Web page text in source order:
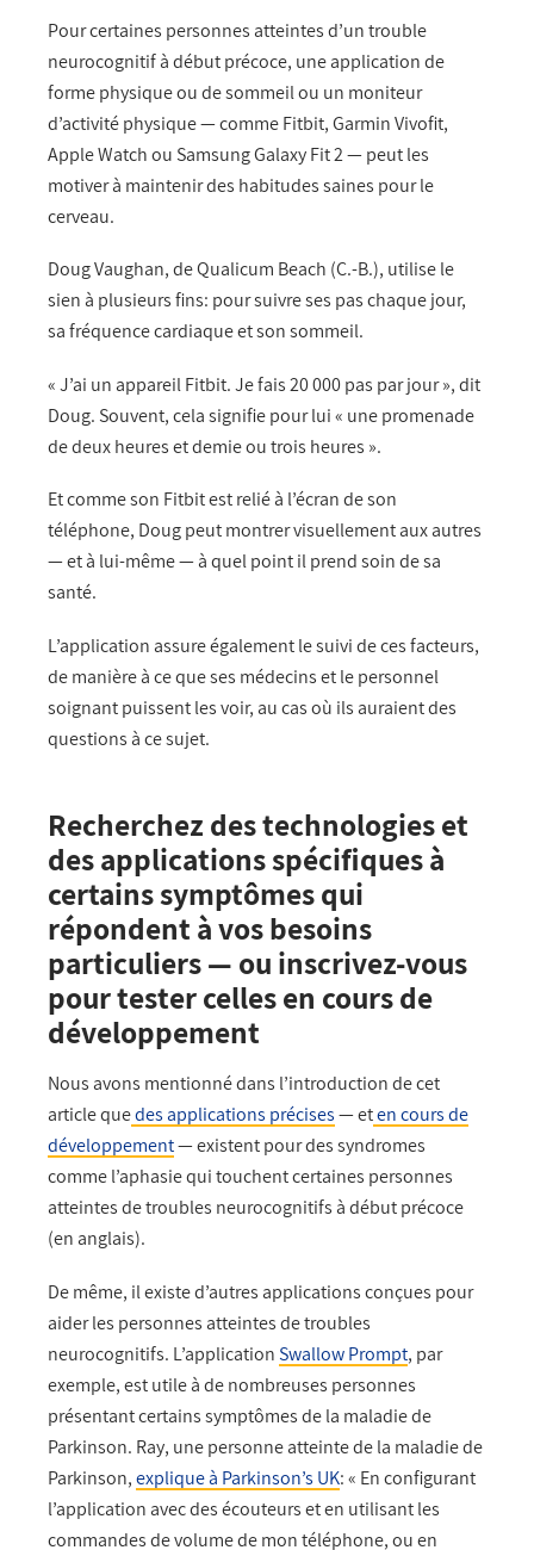
Pour certaines personnes atteintes d’un trouble
neurocognitif à début précoce, une application de
forme physique ou de sommeil ou un moniteur
d’activité physique — comme Fitbit, Garmin Vivofit,
Apple Watch ou Samsung Galaxy Fit 2 — peut les
motiver à maintenir des habitudes saines pour le
cerveau.
Doug Vaughan, de Qualicum Beach (C.-B.), utilise le
sien à plusieurs fins: pour suivre ses pas chaque jour,
sa fréquence cardiaque et son sommeil.
« J’ai un appareil Fitbit. Je fais 20 000 pas par jour », dit
Doug. Souvent, cela signifie pour lui « une promenade
de deux heures et demie ou trois heures ».
Et comme son Fitbit est relié à l’écran de son
téléphone, Doug peut montrer visuellement aux autres
— et à lui-même — à quel point il prend soin de sa
santé.
L’application assure également le suivi de ces facteurs,
de manière à ce que ses médecins et le personnel
soignant puissent les voir, au cas où ils auraient des
questions à ce sujet.
Recherchez des technologies et
des applications spécifiques à
certains symptômes qui
répondent à vos besoins
particuliers — ou inscrivez-vous
pour tester celles en cours de
développement
Nous avons mentionné dans l’introduction de cet
article quedes applications précises— eten cours de
développement— existent pour des syndromes
comme l’aphasie qui touchent certaines personnes
atteintes de troubles neurocognitifs à début précoce
(en anglais).
De même, il existe d’autres applications conçues pour
aider les personnes atteintes de troubles
neurocognitifs. L’applicationSwallow Prompt, par
exemple, est utile à de nombreuses personnes
présentant certains symptômes de la maladie de
Parkinson. Ray, une personne atteinte de la maladie de
Parkinson,explique à Parkinson’s UK: « En configurant
l’application avec des écouteurs et en utilisant les
commandes de volume de mon téléphone, ou en